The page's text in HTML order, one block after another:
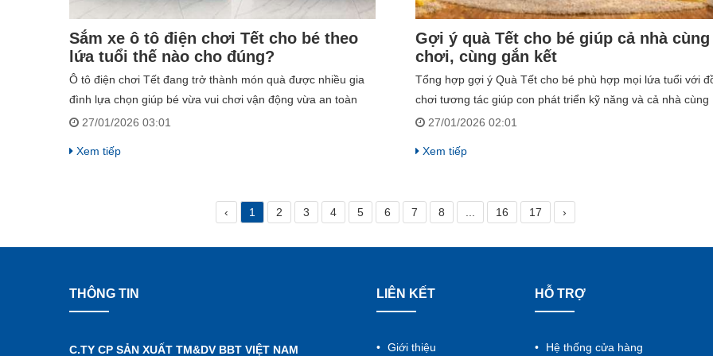
Sắm xe ô tô điện chơi Tết cho bé theo
lứa tuổi thế nào cho đúng?
Ô tô điện chơi Tết đang trở thành món quà được nhiều gia
đình lựa chọn giúp bé vừa vui chơi vận động vừa an toàn
trong những ngày xuân bố mẹ bận rộn tiếp khách.
27/01/2026 03:01
Xem tiếp
Gợi ý quà Tết cho bé giúp cả nhà cùng
chơi, cùng gắn kết
Tổng hợp gợi ý Quà Tết cho bé phù hợp mọi lứa tuổi với
chơi tương tác giúp con phát triển kỹ năng và cả nhà cùng
chơi gắn kết. Chọn ngay quà Tết ý nghĩa cho bé từ bảng
27/01/2026 02:01
Xem tiếp
‹ 1 2 3 4 5 6 7 8 16 17 ›
THÔNG TIN
C.TY CP SẢN XUẤT TM&DV BBT VIỆT NAM
LIÊN KẾT
Giới thiệu
HỖ TRỢ
Hệ thống cửa hàng